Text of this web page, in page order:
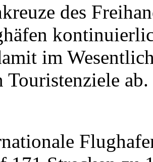
des
im
Touristenziele ab.